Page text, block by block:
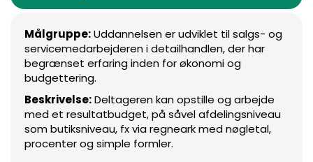
Målgruppe:Uddannelsen er udviklet til salgs- og
servicemedarbejderen i detailhandlen, der har
begrænset erfaring inden for økonomi og
budgettering.
Beskrivelse:Deltageren kan opstille og arbejde
med et resultatbudget, på såvel afdelingsniveau
som butiksniveau, fx via regneark med nøgletal,
procenter og simple formler.